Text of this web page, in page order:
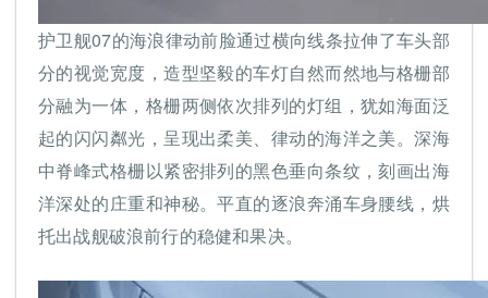
护卫舰07的海浪律动前脸通过横向线条拉伸了车头部
分的视觉宽度，造型坚毅的车灯自然而然地与格栅部
分融为一体，格栅两侧依次排列的灯组，犹如海面泛
起的闪闪粼光，呈现出柔美、律动的海洋之美。深海
中脊峰式格栅以紧密排列的黑色垂向条纹，刻画出海
洋深处的庄重和神秘。平直的逐浪奔涌车身腰线，烘
托出战舰破浪前行的稳健和果决。